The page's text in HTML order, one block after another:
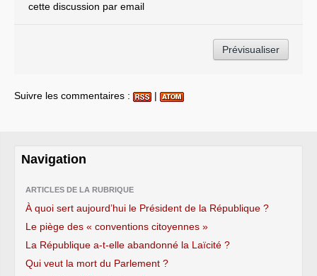
cette discussion par email
Suivre les commentaires : |
Navigation
ARTICLES DE LA RUBRIQUE
À quoi sert aujourd’hui le Président de la République ?
Le piège des « conventions citoyennes »
La République a-t-elle abandonné la Laïcité ?
Qui veut la mort du Parlement ?